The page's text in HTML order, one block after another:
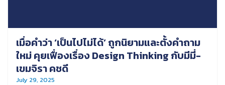
เมื่อคำว่า ‘เป็นไปไม่ได้’ ถูกนิยามและตั้งคำถาม
ใหม่ คุยเฟื่องเรื่อง Design Thinking กับมีมี่-
เขมจิรา คชดี
July 29, 2025